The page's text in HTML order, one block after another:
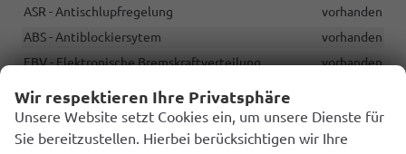
ASR - Antischlupfregelung
vorhanden
ABS - Antiblockiersytem
vorhanden
EBV - Elektronische Bremskraftverteilung
vorhanden
EDS - Elektronische Differenzialsperre
MSR - Drehmomentregelung
vorhanden
Front Assist und City Brake – ein System zur Überwachung des
Wir respektieren Ihre Privatsphäre
Unsere Website setzt Cookies ein, um unsere Dienste für
Sie bereitzustellen. Hierbei berücksichtigen wir Ihre